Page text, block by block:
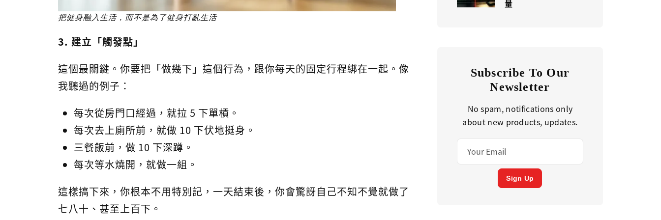
把健身融入生活，而不是為了健身打亂生活
3. 建立「觸發點」
這個最關鍵。你要把「做幾下」這個行為，跟你每天的固定行程綁在一起。像
我聽過的例子：
每次從房門口經過，就拉 5 下單槓。
每次去上廁所前，就做 10 下伏地挺身。
三餐飯前，做 10 下深蹲。
每次等水燒開，就做一組。
這樣搞下來，你根本不用特別記，一天結束後，你會驚訝自己不知不覺就做了
七八十、甚至上百下。
量
Subscribe To Our
Newsletter
No spam, notifications only
about new products, updates.
Sign Up